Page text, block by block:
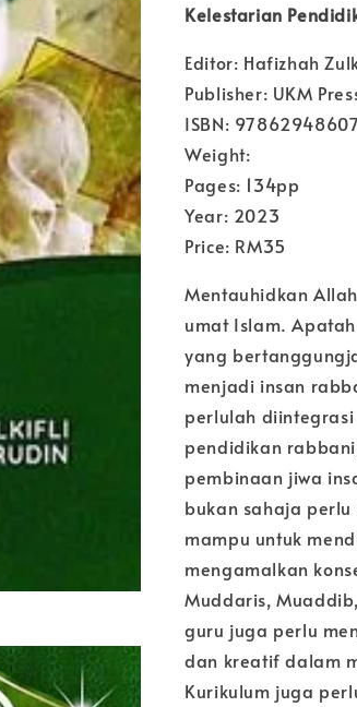
Kelestarian
Editor: Hafizhah
Publisher: UKM
ISBN:
Weight:
Pages: 134pp
Year: 2023
Price: RM35
Mentauhidkan
umat Islam.
yang
menjadi insan
perlulah
pendidikan
pembinaan jiwa
bukan sahaja
mampu untuk
mengamalkan
Muddaris,
guru juga perlu
dan kreatif dalam
Kurikulum juga